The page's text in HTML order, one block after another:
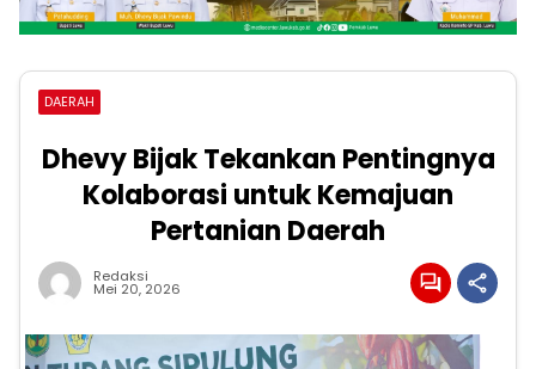
DAERAH
Dhevy Bijak Tekankan Pentingnya
Kolaborasi untuk Kemajuan
Pertanian Daerah
Redaksi
Mei 20, 2026